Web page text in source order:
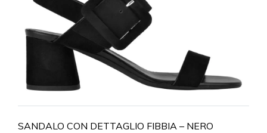
SANDALO CON DETTAGLIO FIBBIA – NERO